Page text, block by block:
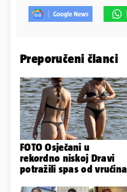
Preporučeni članci
FOTO Osječani u
rekordno niskoj Dravi
potražili spas od vrućina